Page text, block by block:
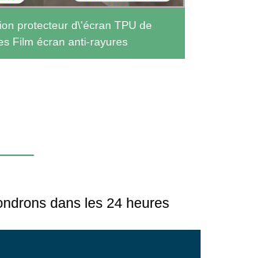
protecteur d\'écran TPU de
Film écran anti-rayures
dans les 24 heures